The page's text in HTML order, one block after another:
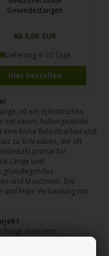
Gewindestangen
Ab 5,00 EUR
Lieferung 4-10 Tage
Hier bestellen
ist ein zylindrisches
mit einem Außengewinde
hohe Belastbarkeit und
zu Schrauben, die oft
primär für
Länge und
grundlegendes
und Maschinen. Die
und feste Verbindung mit
hängt stark vom
ab. Wir führen
galvanisierter